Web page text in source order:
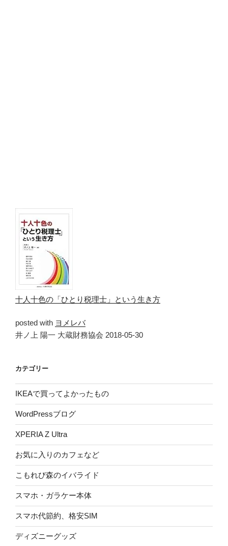
十人十色の「ひとり税理士」という生き方
posted with ヨメレバ
井ノ上 陽一 大蔵財務協会 2018-05-30
カテゴリー
IKEAで買ってよかったもの
WordPressブログ
XPERIA Z Ultra
お気に入りのカフェなど
こもれび森のイバライド
スマホ・ガラケー本体
スマホ代節約、格安SIM
ディズニーグッズ